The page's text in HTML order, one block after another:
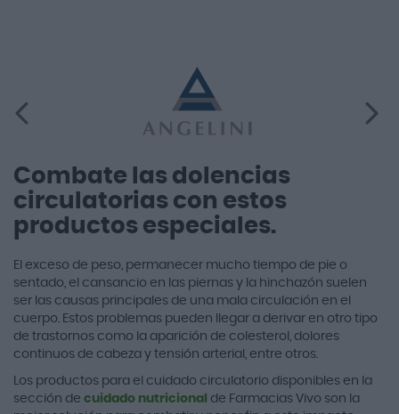
Combate las dolencias
circulatorias con estos
productos especiales.
El exceso de peso, permanecer mucho tiempo de pie o
sentado, el cansancio en las piernas y la hinchazón suelen
ser las causas principales de una mala circulación en el
cuerpo. Estos problemas pueden llegar a derivar en otro tipo
de trastornos como la aparición de colesterol, dolores
continuos de cabeza y tensión arterial, entre otros.
Los productos para el cuidado circulatorio disponibles en la
sección de cuidado nutricional de Farmacias Vivo son la